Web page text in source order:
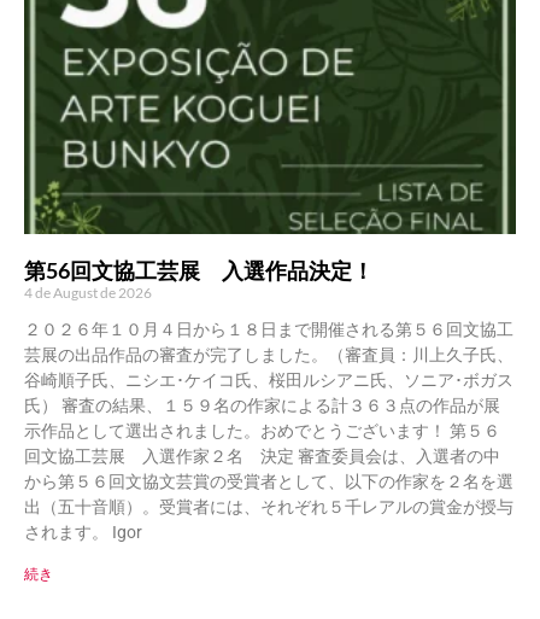
第56回文協工芸展 入選作品決定！
4 de August de 2026
２０２６年１０月４日から１８日まで開催される第５６回文協工
芸展の出品作品の審査が完了しました。（審査員：川上久子氏、
谷崎順子氏、ニシエ･ケイコ氏、桜田ルシアニ氏、ソニア･ボガス
氏） 審査の結果、１５９名の作家による計３６３点の作品が展
示作品として選出されました。おめでとうございます！ 第５６
回文協工芸展 入選作家２名 決定 審査委員会は、入選者の中
から第５６回文協文芸賞の受賞者として、以下の作家を２名を選
出（五十音順）。受賞者には、それぞれ５千レアルの賞金が授与
されます。 Igor
続き